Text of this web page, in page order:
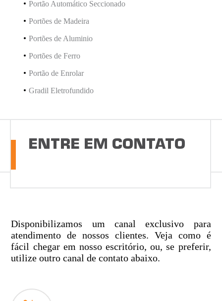
Portão Automático Seccionado
Portões de Madeira
Portões de Aluminio
Portões de Ferro
Portão de Enrolar
Gradil Eletrofundido
ENTRE EM CONTATO
Disponibilizamos um canal exclusivo para
atendimento de nossos clientes. Veja como é
fácil chegar em nosso escritório, ou, se preferir,
utilize outro canal de contato abaixo.